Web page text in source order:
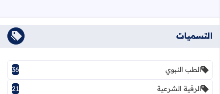
التسميات
الطب النبوي 36
الرقية الشرعية 21